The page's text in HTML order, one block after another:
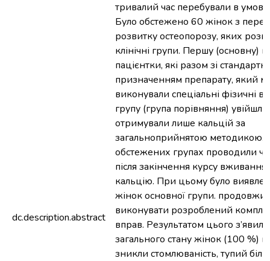
dc.description.abstract
тривалий час перебували в умовах
Було обстежено 60 жінок з
розвитку остеопорозу, яких
клінічні групи. Першу (основну)
пацієнтки, які разом зі
призначенням препарату, який
виконували спеціальні фізичні
групу (група порівняння)
отримували лише кальцій за
загальноприйнятою методикою.
обстежених групах проводили
після закінчення курсу вживання
кальцію. При цьому було
жінок основної групи.
виконувати розроблений
вправ. Результатом цього
загального стану жінок (100 %)
зникли стомлюваність, тупий біль